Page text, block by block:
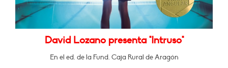
David Lozano presenta "Intruso"
En el ed. de la Fund. Caja Rural de Aragón